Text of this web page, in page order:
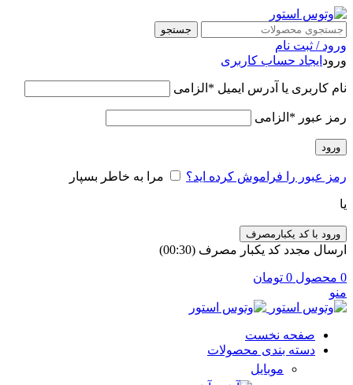
جستجو
ورود / ثبت نام
ورود ایجاد حساب کاربری
نام کاربری یا آدرس ایمیل * الزامی
رمز عبور * الزامی
ورود
رمز عبور را فراموش کرده اید؟ مرا به خاطر بسپار
یا
ورود با کد یکبارمصرف
ارسال مجدد کد یکبار مصرف (00:
30
)
0 محصول 0 تومان
منو
صفحه نخست
دسته بندی محصولات
موبایل